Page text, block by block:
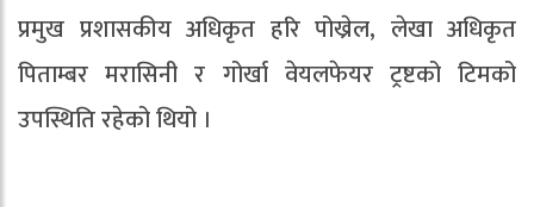
प्रमुख प्रशासकीय अधिकृत हरि पोख्रेल, लेखा अधिकृत
पिताम्बर मरासिनी र गोर्खा वेयलफेयर ट्रष्टको टिमको
उपस्थिति रहेको थियो ।